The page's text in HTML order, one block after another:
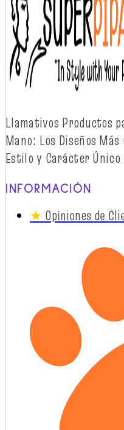
Llamativos Productos
Mano: Los Diseños Más
Estilo y Carácter Único
INFORMACIÓN
★ Opiniones de